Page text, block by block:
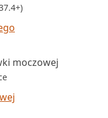
moczowej